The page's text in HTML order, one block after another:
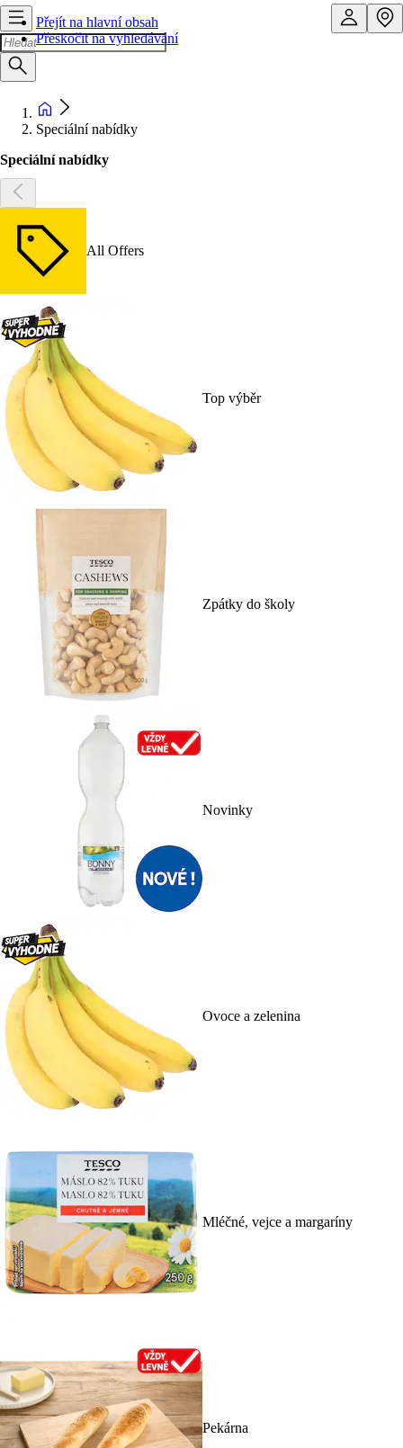
Přejít na hlavní obsah
Přeskočit na vyhledávání
Speciální nabídky
Speciální nabídky
All Offers
Top výběr
Zpátky do školy
Novinky
Ovoce a zelenina
Mléčné, vejce a margaríny
Pekárna